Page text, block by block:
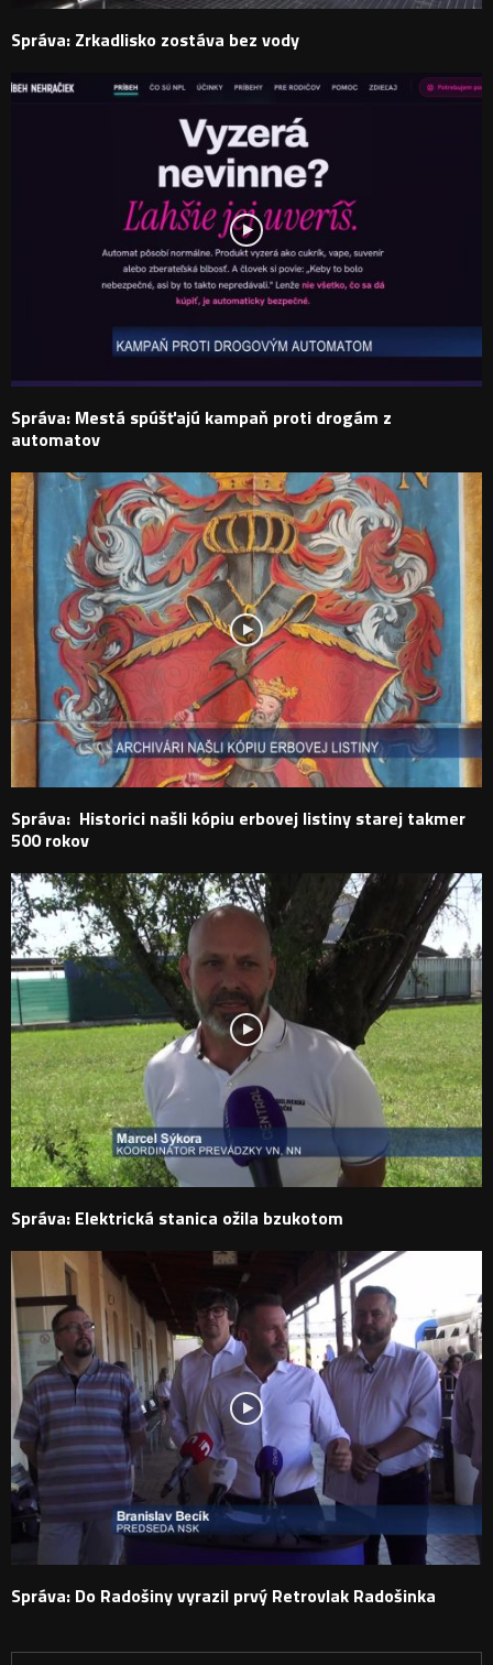
Správa: Zrkadlisko zostáva bez vody
Správa: Mestá spúšťajú kampaň proti drogám z
automatov
Správa: Historici našli kópiu erbovej listiny starej takmer
500 rokov
Správa: Elektrická stanica ožila bzukotom
Správa: Do Radošiny vyrazil prvý Retrovlak Radošinka